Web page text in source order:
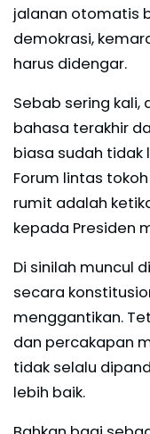
jalanan otomatis
demokrasi,
harus didengar.
Sebab sering
bahasa terakhir
biasa sudah tidak
Forum lintas
rumit adalah
kepada Presiden
Di sinilah muncul
secara
menggantikan.
dan percakapan
tidak selalu
lebih baik.